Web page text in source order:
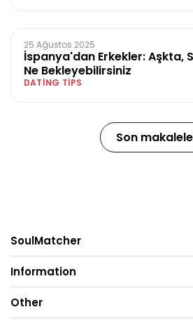
25 Ağustos 2025
İspanya'dan Erkekler: Aşkta,
Ne Bekleyebilirsiniz
DATING TIPS
Son
SoulMatcher
Information
Other